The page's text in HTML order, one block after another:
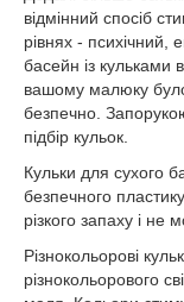
відмінний спосіб
рівнях - психічний,
басейн із кульками
вашому малюку
безпечно.
підбір кульок.
Кульки для сухого
безпечного
різкого запаху і не
Різнокольорові
різнокольорового